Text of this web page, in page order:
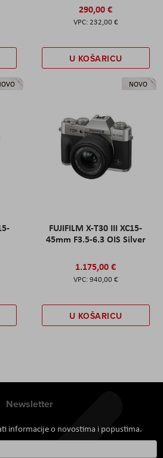
290,00 €
232,00 €
U KOŠARICU
NOVO
FUJIFILM X-T30 III XC15-
45mm F3.5-6.3 OIS Silver
1.175,00 €
940,00 €
U KOŠARICU
Newsletter
informacije o novostima i popustima.
se